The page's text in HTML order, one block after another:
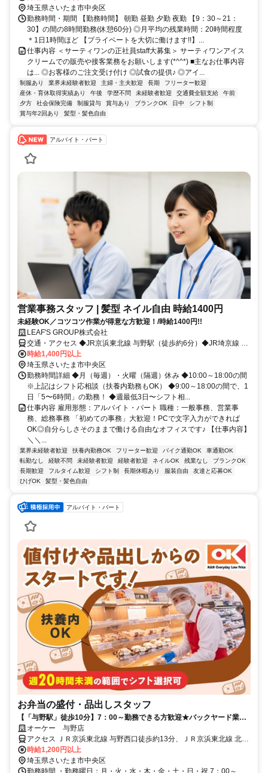
埼玉県さいたま市中央区
勤務時間・期間 【勤務時間】 朝勤 昼勤 夕勤 夜勤 【9：30～21：
30】の間の8時間勤務(休憩60分) ◎月平均の残業時間：20時間程度
＊1日1時間ほど 【プライベートを大切に働けます!!】...
仕事内容 ＜サーティワンの正社員staff大募集＞ サーティワンアイス
クリームでの販売や接客業務をお願いします(*^^*) ■主なお仕事内容
は... ◎お客様のご注文受け付け ◎試食の提供♪ ◎アイ...
制服あり 業界未経験者歓迎 主婦・主夫歓迎 長期
フリーター歓迎
産休・育休取得実績あり
午後 学歴不問 未経験者歓迎 交通費全額支給
午前
夕方
社会保険完備 制服貸与 賞与あり ブランクOK 日中
シフト制
賞与年2回あり
髪型・髪色自由
アルバイト・パート
営業事務スタッフ | 髪型 ネイル自由 時給1400円
未経験OK／コツコツ作業が得意な方歓迎！/時給1400円!!
LEAF'S GROUP株式会社
交通・アクセス ◆JR京浜東北線 与野駅（徒歩約6分）◆JR埼京線 与
野本町駅（徒歩約14分）
時給1,400円以上
埼玉県さいたま市中央区
勤務時間詳細 ◆月（毎週）・火曜（隔週）休み ◆10:00～18:00の間
※上記はシフト応相談（扶養内勤務もOK） ◆9:00～18:00の間で、1
日「5〜6時間」の勤務！ ◆週最低3日〜シフト相...
仕事内容 雇用形態：アルバイト・パート 職種：一般事務、営業事
務、総務事務 「初めての事務」大歓迎！PCで文字入力ができれば
OK◎自分らしさそのままで働ける自由なオフィスです♪ 【仕事内容】
＼＼...
業界未経験者歓迎 扶養内勤務OK フリーター歓迎 バイク通勤OK
車通勤OK
転勤なし
経験不問 未経験者歓迎 経験者歓迎 ネイルOK 残業なし
ブランクOK
長期歓迎
フルタイム歓迎 シフト制 長期休暇あり 服装自由
友達と応募OK
ひげOK
髪型・髪色自由
アルバイト・パート
お弁当の盛付・品出しスタッフ
【「与野駅」徒歩10分】7：00～勤務できる方歓迎★バックヤード業務
中心の調理スタッフ◎お総菜部門でお仕事！普段の料理よりも簡単作業♪
オーケー 与野店
アクセス ＪＲ京浜東北線 与野西口徒歩約13分、ＪＲ京浜東北線 北浦
和西口徒歩約15分、ＪＲ埼京線/りんかい線 与野本町東口徒歩約16分
「与野駅」徒歩10分、「北浦和駅」よりバス＊自転車通勤OK
時給1,200円以上
埼玉県さいたま市中央区
勤務時間 ・勤務曜日：月・火・水・木・金・土・日・祝 7：00～